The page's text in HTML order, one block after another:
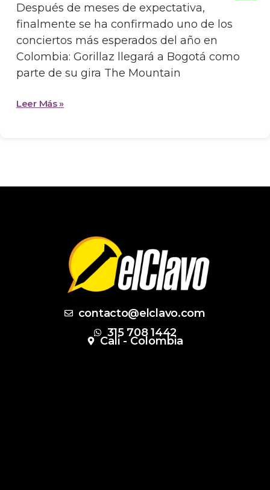
Después de meses de expectativa,
finalmente se ha confirmado uno de los
conciertos más esperados del año en
Colombia: Gorillaz llegará a Bogotá como
parte de su gira The Mountain
Leer Más »
contacto@elclavo.com
315 708 1442
Cali - Colombia